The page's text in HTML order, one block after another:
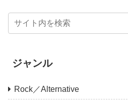
ジャンル
Rock／Alternative